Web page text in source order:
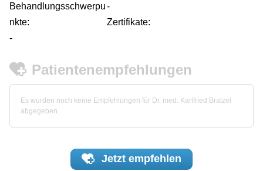
Behandlungsschwerpu
nkte:
-
Zertifikate:
-
Patientenempfehlungen
Es wurden noch keine Empfehlungen für Dr. med. Karlfried Bratzel
abgegeben.
Jetzt empfehlen